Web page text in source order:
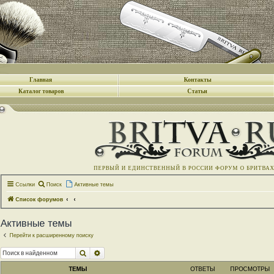
Главная Контакты
Каталог товаров
Статьи
ПЕРВЫЙ И ЕДИНСТВЕННЫЙ В РОССИИ ФОРУМ О БРИТВАХ
Ссылки Поиск Активные темы
Список форумов
Активные темы
Перейти к расширенному поиску
Поиск
ТЕМЫ ОТВЕТЫ ПРОСМОТРЫ